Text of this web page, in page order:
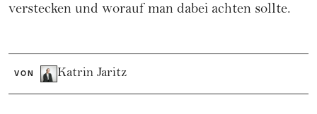
verstecken und worauf man dabei achten sollte.
VON Katrin Jaritz